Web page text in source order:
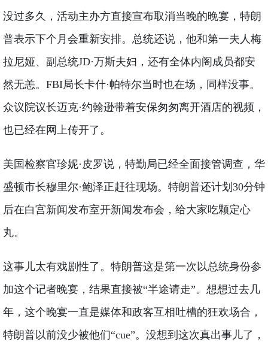
没过多久，活动主办方直接宣布取消当晚的晚宴，特朗
普表示下个月会重新安排。总统还说，他和第一夫人梅
拉尼娅、副总统JD·万斯夫妇，还有全体内阁成员都安
然无恙。FBI局长卡什·帕特尔当时也在场，同样没事。
众议院议长迈克·约翰逊带着安保匆匆离开酒店的视频，
也已经在网上传开了。
美国检察官珍妮·皮罗说，特勤局已经全面接管调查，华
盛顿市长穆里尔·鲍泽正赶往现场。特朗普还计划30分钟
后在白宫新闻发布室开新闻发布会，给大家吃颗定心
丸。
这事儿太有戏剧性了。特朗普这是第一次以总统身份参
加这个记者晚宴，结果直接被“半途请走”。想想过去几
年，这个晚宴一直是媒体和政客互相吐槽的狂欢场合，
特朗普以前没少被他们“cue”。没想到这次真出事儿了，